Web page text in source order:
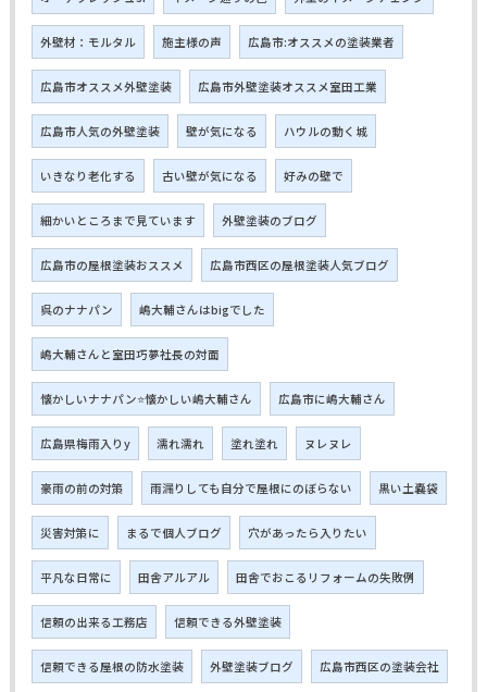
外壁材：モルタル 施主様の声 広島市:オススメの塗装業者
広島市オススメ外壁塗装 広島市外壁塗装オススメ室田工業
広島市人気の外壁塗装 壁が気になる ハウルの動く城
いきなり老化する 古い壁が気になる 好みの壁で
細かいところまで見ています 外壁塗装のブログ
広島市の屋根塗装おススメ 広島市西区の屋根塗装人気ブログ
呉のナナパン 嶋大輔さんはbigでした
嶋大輔さんと室田巧夢社長の対面
懐かしいナナパン⭐懐かしい嶋大輔さん 広島市に嶋大輔さん
広島県梅雨入りy 濡れ濡れ 塗れ塗れ ヌレヌレ
豪雨の前の対策 雨漏りしても自分で屋根にのぼらない 黒い土嚢袋
災害対策に まるで個人ブログ 穴があったら入りたい
平凡な日常に 田舎アルアル 田舎でおこるリフォームの失敗例
信頼の出来る工務店 信頼できる外壁塗装
信頼できる屋根の防水塗装 外壁塗装ブログ 広島市西区の塗装会社